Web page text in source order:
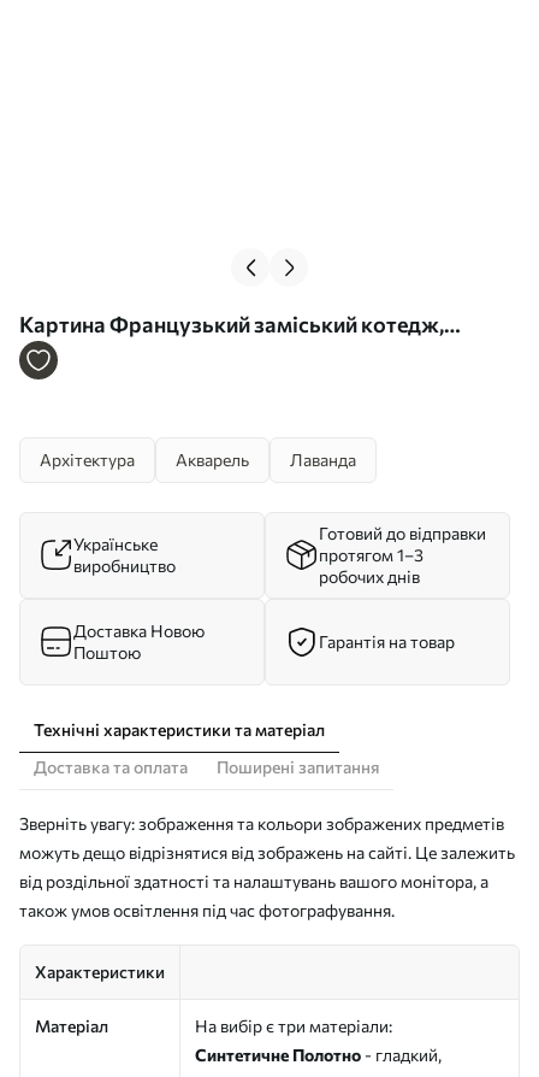
Картина Французький заміський котедж,
акварельний стиль, лавандові поля Арт. s44501
Архітектура Акварель Лаванда
Українське
виробництво
Готовий до відправки
протягом 1–3
робочих днів
Доставка Новою
Поштою
Гарантія на товар
Технічні характеристики та матеріал
Доставка та оплата
Поширені запитання
Зверніть увагу: зображення та кольори зображених предметів
можуть дещо відрізнятися від зображень на сайті. Це залежить
від роздільної здатності та налаштувань вашого монітора, а
також умов освітлення під час фотографування.
Характеристики
Матеріал
На вибір є три матеріали:
Синтетичне Полотно - гладкий,